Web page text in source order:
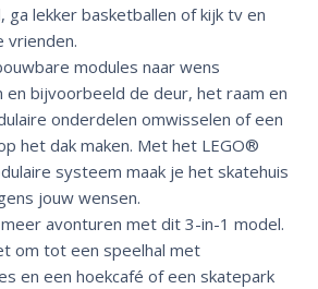
ga lekker basketballen of kijk tv en
vrienden.
modules naar wens
en bijvoorbeeld de deur, het raam en
onderdelen omwisselen of een
het dak maken. Met het LEGO®
systeem maak je het skatehuis
jouw wensen.
avonturen met dit 3-in-1 model.
om tot een speelhal met
en een hoekcafé of een skatepark